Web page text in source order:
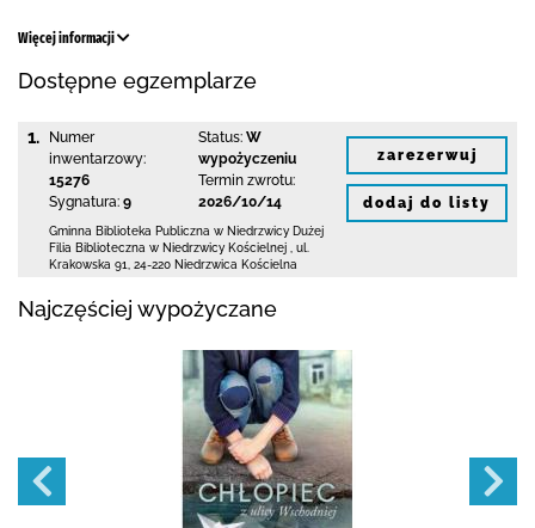
Więcej informacji
Dostępne egzemplarze
1.
Numer
inwentarzowy:
15276
Sygnatura: 9
Status: W
wypożyczeniu
Termin zwrotu:
2026/10/14
Gminna Biblioteka Publiczna w Niedrzwicy Dużej
Filia Biblioteczna w Niedrzwicy Kościelnej
ul.
Krakowska 91
24-220 Niedrzwica Kościelna
zarezerwuj
dodaj do listy
Najczęściej wypożyczane